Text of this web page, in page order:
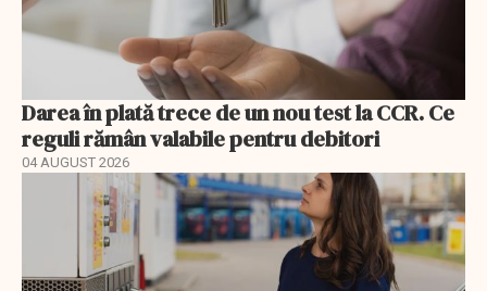
Darea în plată trece de un nou test la CCR. Ce
reguli rămân valabile pentru debitori
04 AUGUST 2026